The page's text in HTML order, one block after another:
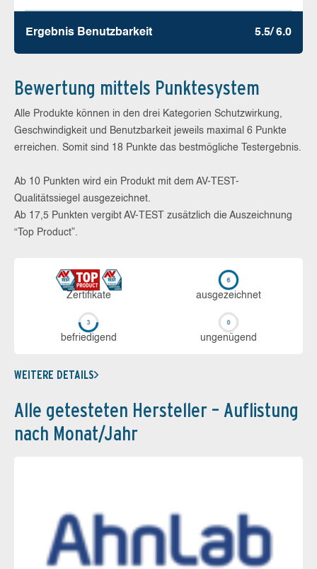
Ergebnis Benutz­barkeit 5.5/ 6.0
Bewertung mittels Punktesystem
Alle Produkte können in den drei Kategorien Schutzwirkung,
Geschwindigkeit und Benutzbarkeit jeweils maximal 6 Punkte
erreichen. Somit sind 18 Punkte das bestmögliche Testergebnis.
Ab 10 Punkten wird ein Produkt mit dem AV-TEST-
Qualitätssiegel ausgezeichnet.
Ab 17,5 Punkten vergibt AV-TEST zusätzlich die Auszeichnung
“Top Product”.
Zerti­fikate aus­ge­zeich­net
be­frie­di­gend un­ge­nü­gend
WEITERE DETAILS
Alle getesteten Hersteller – Auflistung
nach Monat/Jahr